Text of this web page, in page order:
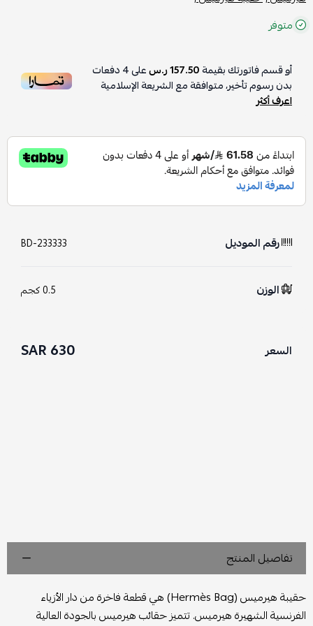
متوفر
أو قسم فاتورتك بقيمة157.50 ر.س على4دفعات
بدون رسوم تأخير، متوافقة مع الشريعة الإسلامية
اعرف أكثر
رقم الموديل BD-233333
الوزن 0.5 كجم
السعر 630 SAR
تفاصيل المنتج
حقيبة هيرميس (Hermès Bag) هي قطعة فاخرة من دار الأزياء
الفرنسية الشهيرة هيرميس. تتميز حقائب هيرميس بالجودة العالية